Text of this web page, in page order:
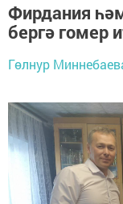
Фирдания
бергә гомер
Гөлнур